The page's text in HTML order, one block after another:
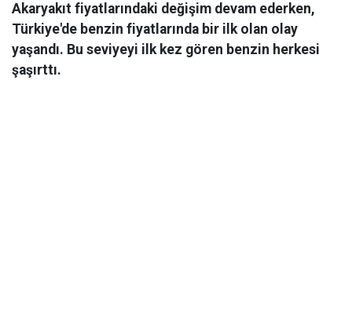
Akaryakıt fiyatlarındaki değişim devam ederken,
Türkiye'de benzin fiyatlarında bir ilk olan olay
yaşandı. Bu seviyeyi ilk kez gören benzin herkesi
şaşırttı.